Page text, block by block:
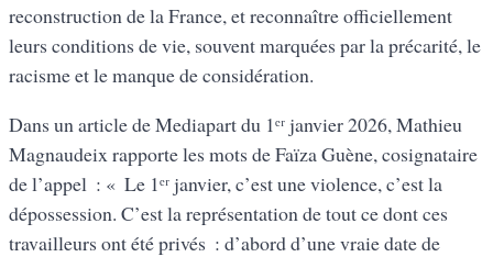
reconstruction de la France, et reconnaître officiellement
leurs conditions de vie, souvent marquées par la précarité, le
racisme et le manque de considération.
Dans un article de Mediapart du 1ᵉʳ janvier 2026, Mathieu
Magnaudeix rapporte les mots de Faïza Guène, cosignataire
de l’appel : « Le 1ᵉʳ janvier, c’est une violence, c’est la
dépossession. C’est la représentation de tout ce dont ces
travailleurs ont été privés : d’abord d’une vraie date de